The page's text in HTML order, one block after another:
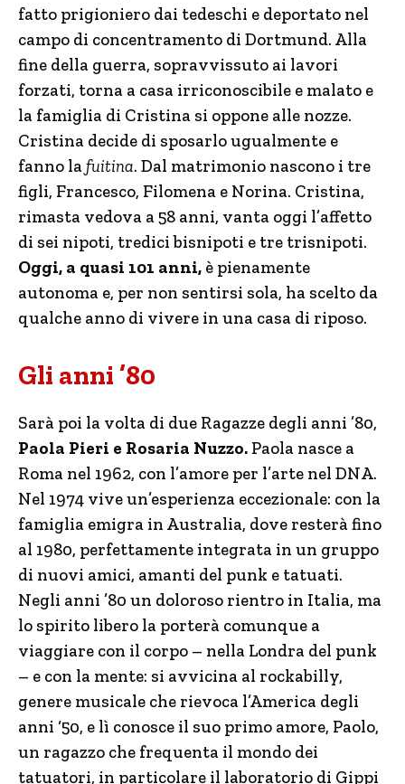
fatto prigioniero dai tedeschi e deportato nel
campo di concentramento di Dortmund. Alla
fine della guerra, sopravvissuto ai lavori
forzati, torna a casa irriconoscibile e malato e
la famiglia di Cristina si oppone alle nozze.
Cristina decide di sposarlo ugualmente e
fanno lafuitina. Dal matrimonio nascono i tre
figli, Francesco, Filomena e Norina. Cristina,
rimasta vedova a 58 anni, vanta oggi l’affetto
di sei nipoti, tredici bisnipoti e tre trisnipoti.
Oggi, a quasi 101 anni, è pienamente
autonoma e, per non sentirsi sola, ha scelto da
qualche anno di vivere in una casa di riposo.
Gli anni ’80
Sarà poi la volta di due Ragazze degli anni ’80,
Paola Pieri e Rosaria Nuzzo. Paola nasce a
Roma nel 1962, con l’amore per l’arte nel DNA.
Nel 1974 vive un’esperienza eccezionale: con la
famiglia emigra in Australia, dove resterà fino
al 1980, perfettamente integrata in un gruppo
di nuovi amici, amanti del punk e tatuati.
Negli anni ’80 un doloroso rientro in Italia, ma
lo spirito libero la porterà comunque a
viaggiare con il corpo – nella Londra del punk
– e con la mente: si avvicina al rockabilly,
genere musicale che rievoca l’America degli
anni ‘50, e lì conosce il suo primo amore, Paolo,
un ragazzo che frequenta il mondo dei
tatuatori, in particolare il laboratorio di Gippi